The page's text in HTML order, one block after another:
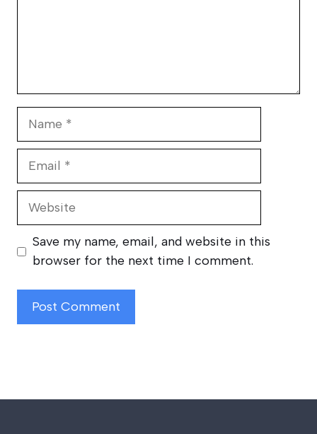
Website
Save my name, email, and website in this
browser for the next time I comment.